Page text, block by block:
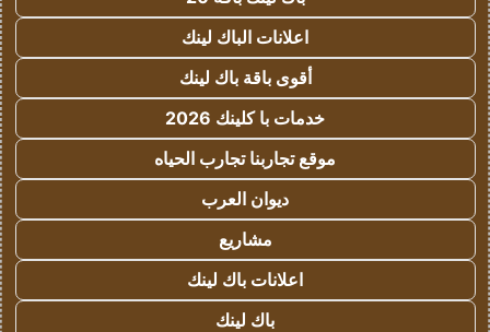
اعلانات الباك لينك
أقوى باقة باك لينك
خدمات با كلينك 2026
موقع تجاربنا تجارب الحياه
ديوان العرب
مشاريع
اعلانات باك لينك
باك لينك